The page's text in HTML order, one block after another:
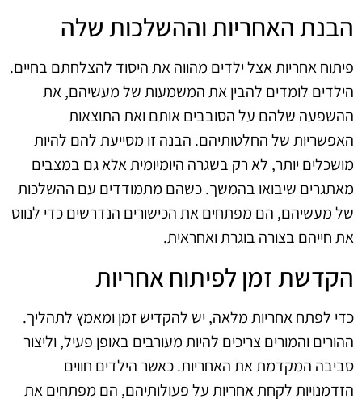
הבנת האחריות וההשלכות שלה
פיתוח אחריות אצל ילדים מהווה את היסוד להצלחתם בחיים.
הילדים לומדים להבין את המשמעות של מעשיהם, את
ההשפעה שלהם על הסובבים אותם ואת התוצאות
האפשריות של החלטותיהם. הבנה זו מסייעת להם להיות
מושכלים יותר, לא רק בשגרה היומיומית אלא גם במצבים
מאתגרים שיבואו בהמשך. כשהם מתמודדים עם ההשלכות
של מעשיהם, הם מפתחים את הכישורים הנדרשים כדי לנווט
את חייהם בצורה בוגרת ואחראית.
הקדשת זמן לפיתוח אחריות
כדי לפתח אחריות מלאה, יש להקדיש זמן ומאמץ לתהליך.
ההורים והמורים צריכים להיות מעורבים באופן פעיל, וליצור
סביבה המקדמת את האחריות. כאשר הילדים חווים
הזדמנויות לקחת אחריות על פעולותיהם, הם מפתחים את